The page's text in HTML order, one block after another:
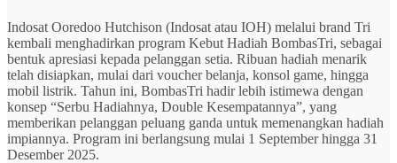
Indosat Ooredoo Hutchison (Indosat atau IOH) melalui brand Tri
kembali menghadirkan program Kebut Hadiah BombasTri, sebagai
bentuk apresiasi kepada pelanggan setia. Ribuan hadiah menarik
telah disiapkan, mulai dari voucher belanja, konsol game, hingga
mobil listrik. Tahun ini, BombasTri hadir lebih istimewa dengan
konsep “Serbu Hadiahnya, Double Kesempatannya”, yang
memberikan pelanggan peluang ganda untuk memenangkan hadiah
impiannya. Program ini berlangsung mulai 1 September hingga 31
Desember 2025.